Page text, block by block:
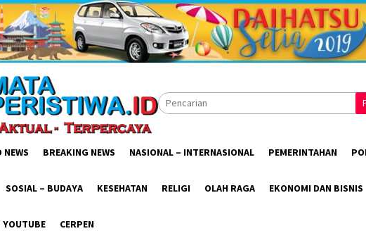
NEWS BREAKING NEWS NASIONAL – INTERNASIONAL PEMERINTAHAN
SOSIAL – BUDAYA KESEHATAN RELIGI OLAH RAGA EKONOMI DAN BISNIS
CERPEN